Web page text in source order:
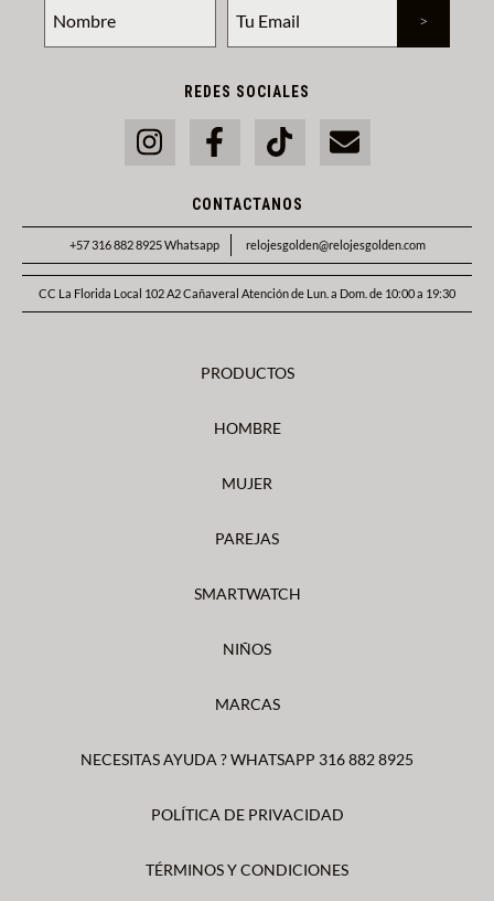
REDES SOCIALES
CONTACTANOS
+57 316 882 8925 Whatsapp relojesgolden@relojesgolden.com
CC La Florida Local 102 A2 Cañaveral Atención de Lun. a Dom. de 10:00 a 19:30
PRODUCTOS
HOMBRE
MUJER
PAREJAS
SMARTWATCH
NIÑOS
MARCAS
NECESITAS AYUDA ? WHATSAPP 316 882 8925
POLÍTICA DE PRIVACIDAD
TÉRMINOS Y CONDICIONES